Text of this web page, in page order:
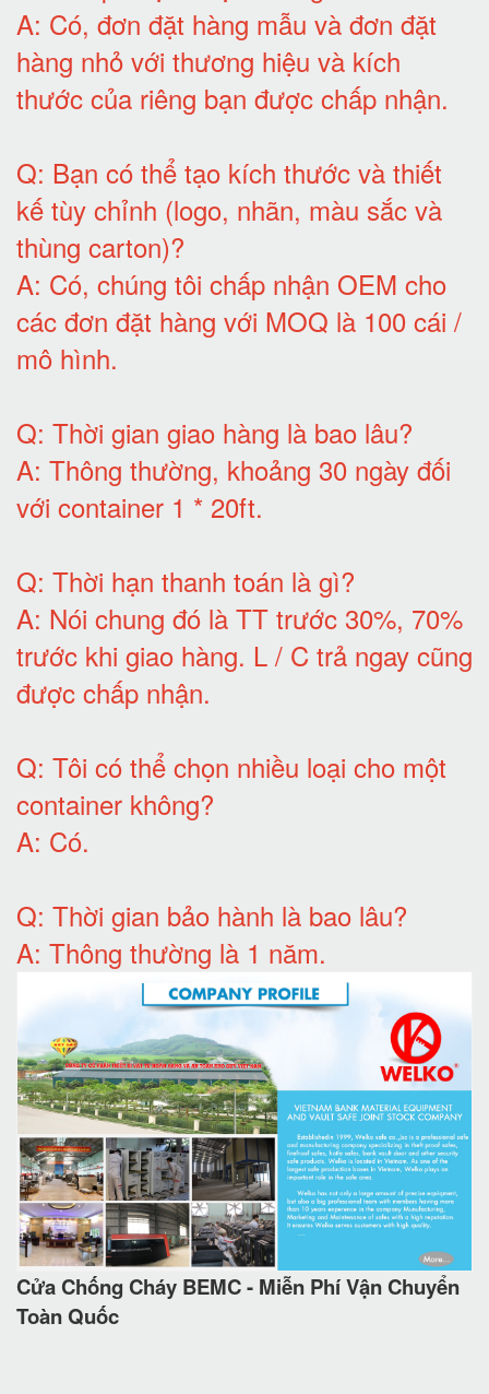
A: Có, đơn đặt hàng mẫu và đơn đặt
hàng nhỏ với thương hiệu và kích
thước của riêng bạn được chấp nhận.
Q: Bạn có thể tạo kích thước và thiết
kế tùy chỉnh (logo, nhãn, màu sắc và
thùng carton)?
A: Có, chúng tôi chấp nhận OEM cho
các đơn đặt hàng với MOQ là 100 cái /
mô hình.
Q: Thời gian giao hàng là bao lâu?
A: Thông thường, khoảng 30 ngày đối
với container 1 * 20ft.
Q: Thời hạn thanh toán là gì?
A: Nói chung đó là TT trước 30%, 70%
trước khi giao hàng. L / C trả ngay cũng
được chấp nhận.
Q: Tôi có thể chọn nhiều loại cho một
container không?
A: Có.
Q: Thời gian bảo hành là bao lâu?
A: Thông thường là 1 năm.
Cửa Chống Cháy BEMC - Miễn Phí Vận Chuyển
Toàn Quốc